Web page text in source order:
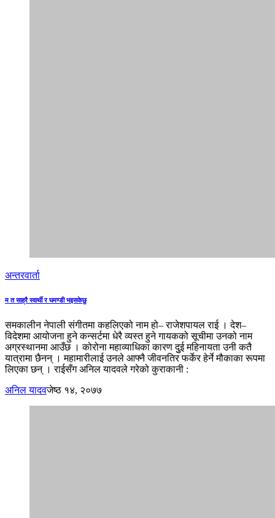
अन्तरवार्ता
म त साह्रै स्वार्थी र घमण्डी भइसकेछु
समकालीन नेपाली संगीतमा कहलिएको नाम हो– राजेशपायल राई । देश–
विदेशमा आयोजना हुने कन्सर्टमा धेरै व्यस्त हुने गायकको सूचीमा उनको नाम
अग्रस्थानमा आउँछ । कोरोना महाव्याधिका कारण दुुई महिनायता उनी कतै
यात्रामा छैनन् । महामारीलाई उनले आफ्नै जीवनतिर फर्केर हेर्ने मौकाका रूपमा
लिएका छन् । राईसँग अनिल यादवले गरेको कुराकानी :
अनिल यादवजेष्ठ १४, २०७७